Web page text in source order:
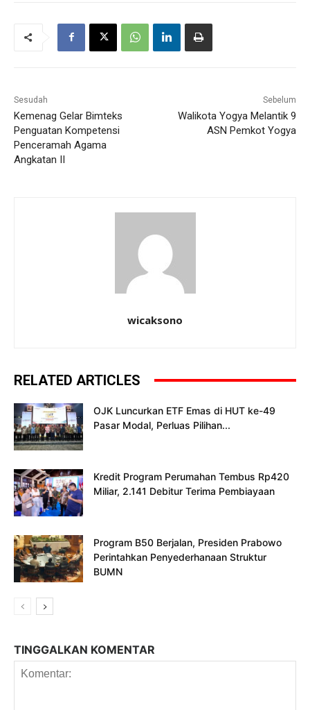
Sesudah
Kemenag Gelar Bimteks
Penguatan Kompetensi
Penceramah Agama
Angkatan II
Sebelum
Walikota Yogya Melantik 9
ASN Pemkot Yogya
wicaksono
RELATED ARTICLES
OJK Luncurkan ETF Emas di HUT ke-49
Pasar Modal, Perluas Pilihan...
Kredit Program Perumahan Tembus Rp420
Miliar, 2.141 Debitur Terima Pembiayaan
Program B50 Berjalan, Presiden Prabowo
Perintahkan Penyederhanaan Struktur
BUMN
TINGGALKAN KOMENTAR